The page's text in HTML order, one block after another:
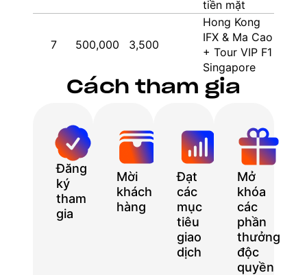
tiền mặt
7 500,000 3,500
Hong Kong
IFX & Ma Cao
+ Tour VIP F1
Singapore
Cách tham gia
Đăng
ký
tham
gia
Mời
khách
hàng
Đạt
các
mục
tiêu
giao
dịch
Mở
khóa
các
phần
thưởng
độc
quyền